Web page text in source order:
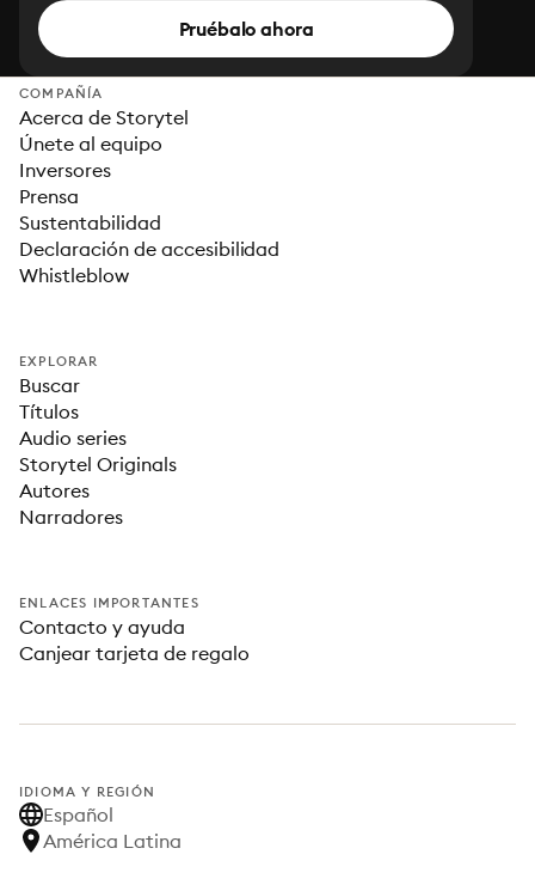
Pruébalo ahora
COMPAÑÍA
Acerca de Storytel
Únete al equipo
Inversores
Prensa
Sustentabilidad
Declaración de accesibilidad
Whistleblow
EXPLORAR
Buscar
Títulos
Audio series
Storytel Originals
Autores
Narradores
ENLACES IMPORTANTES
Contacto y ayuda
Canjear tarjeta de regalo
IDIOMA Y REGIÓN
Español
América Latina